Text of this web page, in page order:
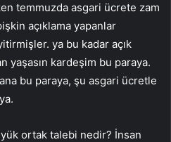
temmuzda asgari ücrete zam
açıklama yapanlar
ya bu kadar açık
yaşasın kardeşim bu paraya.
bu paraya, şu asgari ücretle
ortak talebi nedir? İnsan